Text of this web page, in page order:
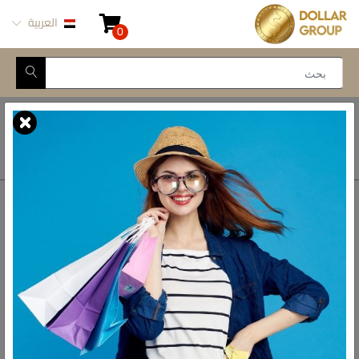
0 العربية
Closed for Maintenance
رواد الادوات المنزلية فى مصر
أتصل بنا
أحصل على الاتجاهات
ش المدينة المنورة -
محور طه حسين, 69 طه
حسين النزهة الجديدة -
القاهرة
الواتس اب
01093777446